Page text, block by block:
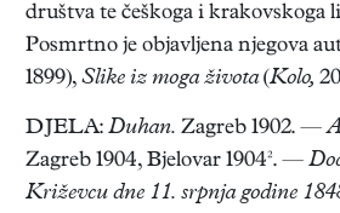
društva te češkoga i krakovskoga
Posmrtno je objavljena njegova
1899), Slike iz moga života(Kolo,
DJELA: Duhan. Zagreb 1902. —
Zagreb 1904, Bjelovar 1904². —
Križevcu dne 11. srpnja godine